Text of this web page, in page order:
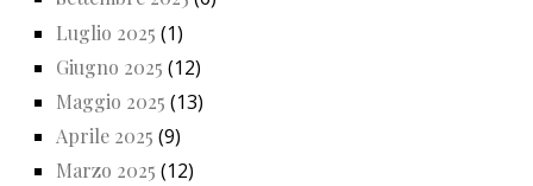
Luglio 2025 (1)
Giugno 2025 (12)
Maggio 2025 (13)
Aprile 2025 (9)
Marzo 2025 (12)